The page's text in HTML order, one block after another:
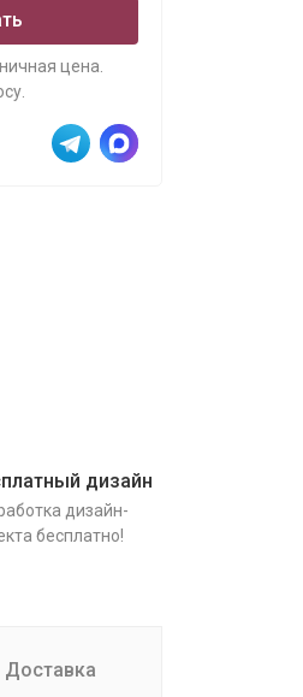
цена.
дизайн
дизайн-
бесплатно!
Доставка